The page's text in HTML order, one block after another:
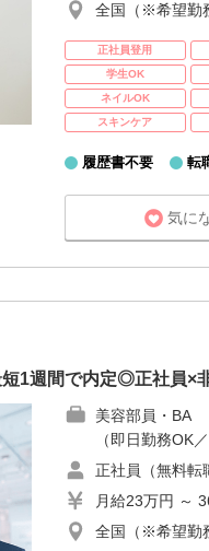
全国（※希望勤
正社員登用
学生OK
ネイルOK
スキンケア
履歴書不要 転
気に
短1週間で内定◎正社員
美容部員・BA
（即日勤務OK
正社員（無料転
月給23万円 ～
全国（※希望勤